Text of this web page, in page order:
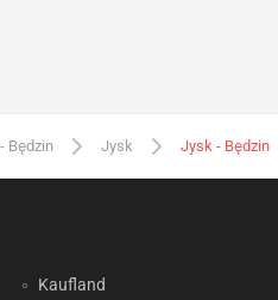
Będzin Jysk Jysk - Będzin
Kaufland